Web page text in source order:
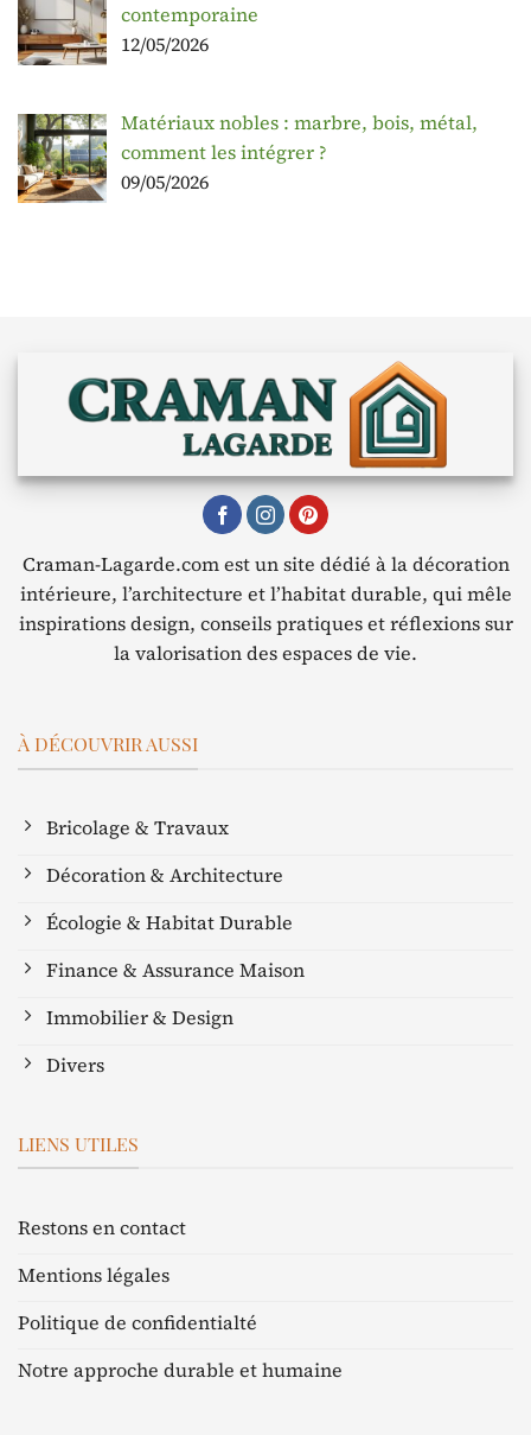
contemporaine
12/05/2026
Matériaux nobles : marbre, bois, métal,
comment les intégrer ?
09/05/2026
Craman-Lagarde.com est un site dédié à la décoration
intérieure, l’architecture et l’habitat durable, qui mêle
inspirations design, conseils pratiques et réflexions sur
la valorisation des espaces de vie.
À DÉCOUVRIR AUSSI
Bricolage & Travaux
Décoration & Architecture
Écologie & Habitat Durable
Finance & Assurance Maison
Immobilier & Design
Divers
LIENS UTILES
Restons en contact
Mentions légales
Politique de confidentialté
Notre approche durable et humaine